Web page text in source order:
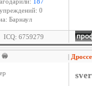
187
0
Барнаул
ICQ: 6759279
|